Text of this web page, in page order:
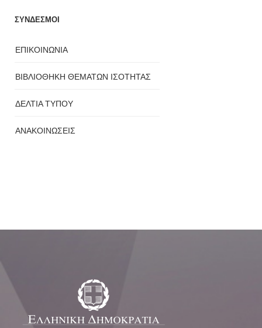
ΣΥΝΔΕΣΜΟΙ
ΕΠΙΚΟΙΝΩΝΙΑ
ΒΙΒΛΙΟΘΗΚΗ ΘΕΜΑΤΩΝ ΙΣΟΤΗΤΑΣ
ΔΕΛΤΙΑ ΤΥΠΟΥ
ΑΝΑΚΟΙΝΩΣΕΙΣ